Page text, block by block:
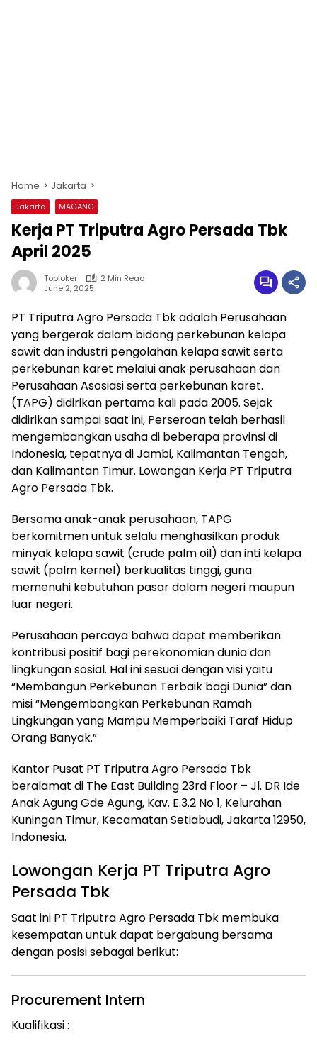
Home Jakarta
Jakarta MAGANG
Kerja PT Triputra Agro Persada Tbk
April 2025
Toploker
2 Min Read
June 2, 2025
PT Triputra Agro Persada Tbk adalah Perusahaan
yang bergerak dalam bidang perkebunan kelapa
sawit dan industri pengolahan kelapa sawit serta
perkebunan karet melalui anak perusahaan dan
Perusahaan Asosiasi serta perkebunan karet.
(TAPG) didirikan pertama kali pada 2005. Sejak
didirikan sampai saat ini, Perseroan telah berhasil
mengembangkan usaha di beberapa provinsi di
Indonesia, tepatnya di Jambi, Kalimantan Tengah,
dan Kalimantan Timur. Lowongan Kerja PT Triputra
Agro Persada Tbk.
Bersama anak-anak perusahaan, TAPG
berkomitmen untuk selalu menghasilkan produk
minyak kelapa sawit (crude palm oil) dan inti kelapa
sawit (palm kernel) berkualitas tinggi, guna
memenuhi kebutuhan pasar dalam negeri maupun
luar negeri.
Perusahaan percaya bahwa dapat memberikan
kontribusi positif bagi perekonomian dunia dan
lingkungan sosial. Hal ini sesuai dengan visi yaitu
“Membangun Perkebunan Terbaik bagi Dunia” dan
misi “Mengembangkan Perkebunan Ramah
Lingkungan yang Mampu Memperbaiki Taraf Hidup
Orang Banyak.”
Kantor Pusat PT Triputra Agro Persada Tbk
beralamat di The East Building 23rd Floor – Jl. DR Ide
Anak Agung Gde Agung, Kav. E.3.2 No 1, Kelurahan
Kuningan Timur, Kecamatan Setiabudi, Jakarta 12950,
Indonesia.
Lowongan Kerja PT Triputra Agro
Persada Tbk
Saat ini PT Triputra Agro Persada Tbk membuka
kesempatan untuk dapat bergabung bersama
dengan posisi sebagai berikut:
Procurement Intern
Kualifikasi :